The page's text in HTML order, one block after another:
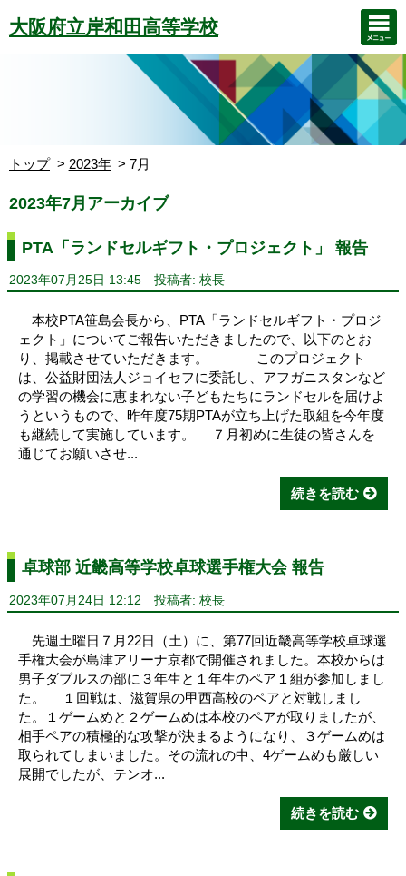
大阪府立岸和田高等学校
トップ 2023年 7月
2023年7月アーカイブ
PTA「ランドセルギフト・プロジェクト」 報告
2023年07月25日 13:45 投稿者: 校長
本校PTA笹島会長から、PTA「ランドセルギフト・プロジ
ェクト」についてご報告いただきましたので、以下のとお
り、掲載させていただきます。 このプロジェクト
は、公益財団法人ジョイセフに委託し、アフガニスタンなど
の学習の機会に恵まれない子どもたちにランドセルを届けよ
うというもので、昨年度75期PTAが立ち上げた取組を今年度
も継続して実施しています。 ７月初めに生徒の皆さんを
通じてお願いさせ...
続きを読む
卓球部 近畿高等学校卓球選手権大会 報告
2023年07月24日 12:12 投稿者: 校長
先週土曜日７月22日（土）に、第77回近畿高等学校卓球選
手権大会が島津アリーナ京都で開催されました。本校からは
男子ダブルスの部に３年生と１年生のペア１組が参加しまし
た。 １回戦は、滋賀県の甲西高校のペアと対戦しまし
た。１ゲームめと２ゲームめは本校のペアが取りましたが、
相手ペアの積極的な攻撃が決まるようになり、３ゲームめは
取られてしまいました。その流れの中、4ゲームめも厳しい
展開でしたが、テンオ...
続きを読む